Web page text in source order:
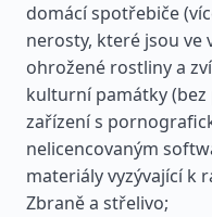
domácí spotřebiče
nerosty, které jsou ve
ohrožené rostliny a
kulturní památky
zařízení s
nelicencovaným
materiály vyzývající k
Zbraně a střelivo;